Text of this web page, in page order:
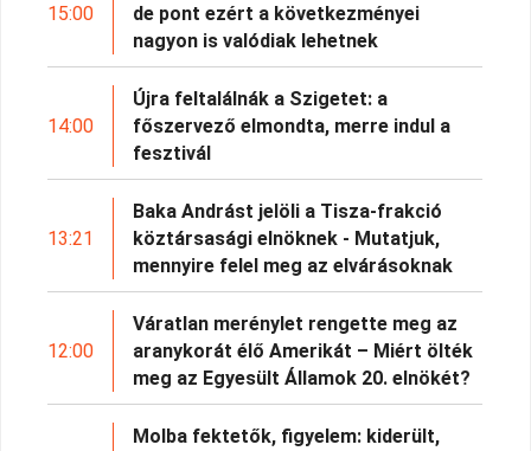
15:00
de pont ezért a következményei
nagyon is valódiak lehetnek
14:00
Újra feltalálnák a Szigetet: a
főszervező elmondta, merre indul a
fesztivál
13:21
Baka Andrást jelöli a Tisza-frakció
köztársasági elnöknek - Mutatjuk,
mennyire felel meg az elvárásoknak
12:00
Váratlan merénylet rengette meg az
aranykorát élő Amerikát – Miért ölték
meg az Egyesült Államok 20. elnökét?
Molba fektetők, figyelem: kiderült,